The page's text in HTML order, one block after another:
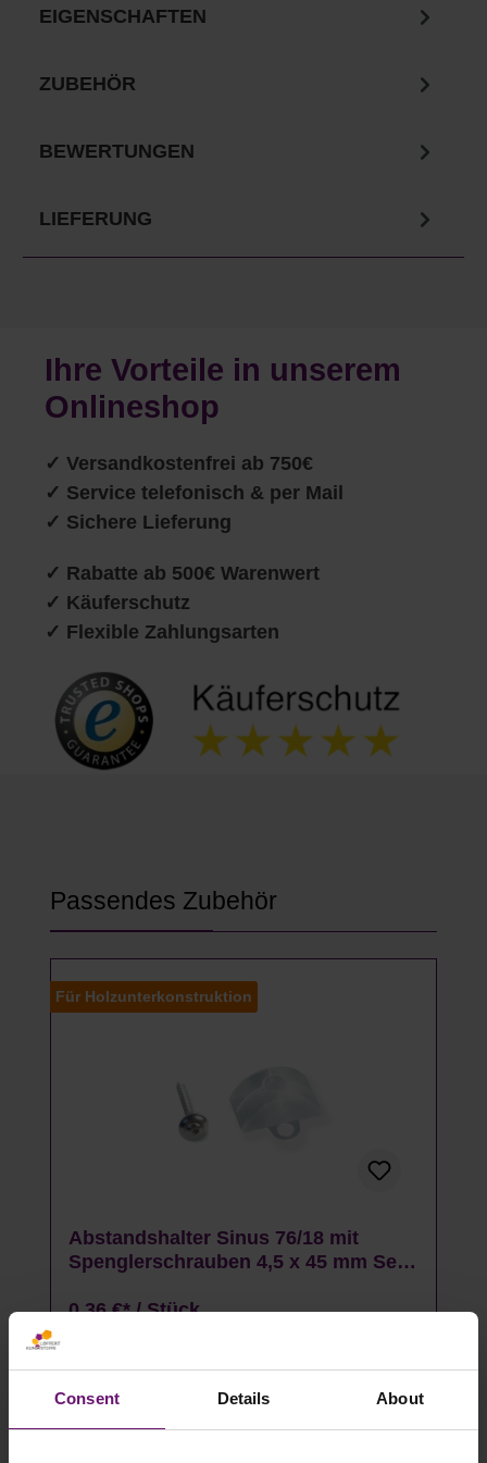
Consent Details About
EIGENSCHAFTEN
ZUBEHÖR
BEWERTUNGEN
LIEFERUNG
Ihre Vorteile in unserem
Onlineshop
✓ Versandkostenfrei ab 750€
✓ Service telefonisch & per Mail
✓ Sichere Lieferung
✓ Rabatte ab 500€ Warenwert
✓ Käuferschutz
✓ Flexible Zahlungsarten
Produktgalerie überspringen
Passendes Zubehör
Für Holzunterkonstruktion
Abstandshalter Sinus 76/18 mit
Spenglerschrauben 4,5 x 45 mm Set -
0,36 €* / Stück
Details